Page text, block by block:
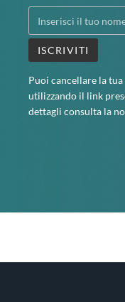
Puoi cancellare la
utilizzando il link
dettagli consulta la